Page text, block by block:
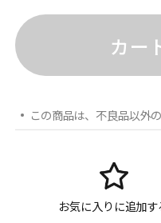
カー
この商品は、不良品以外
お気に入りに追加す